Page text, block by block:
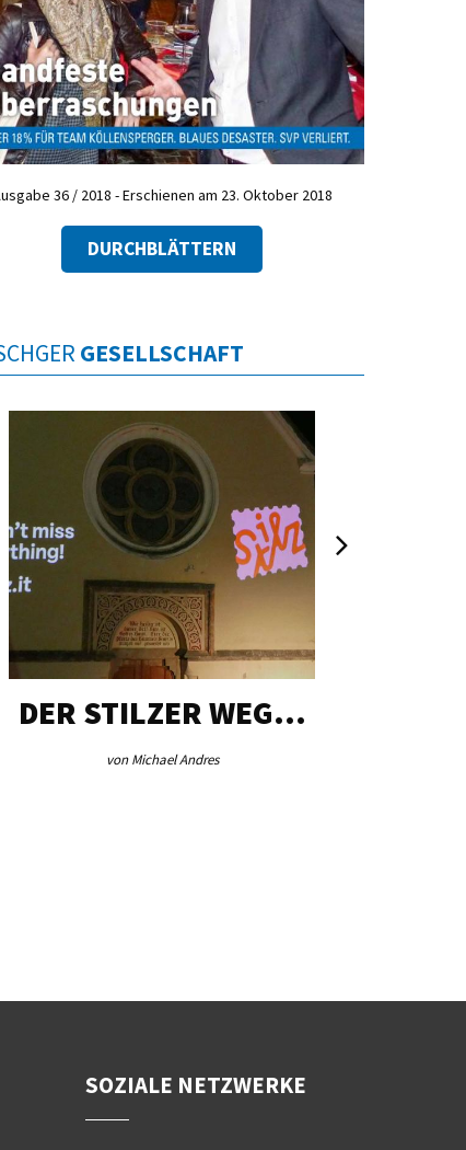
36 / 2018 - Erschienen am 23. Oktober 2018
DURCHBLÄTTERN
GESELLSCHAFT
DER STILZER WEG…
von Michael Andres
SOZIALE NETZWERKE